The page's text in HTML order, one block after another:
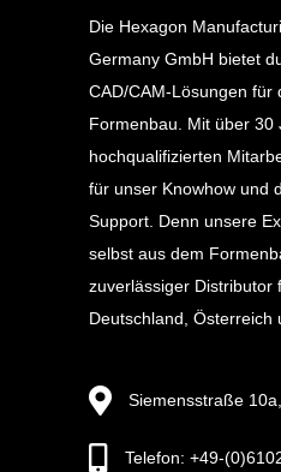
Die Hexagon
Germany GmbH bietet
CAD/CAM-Lösungen für
Formenbau. Mit über 30
hochqualifizierten
für unser Knowhow und
Support. Denn unsere
selbst aus dem
zuverlässiger Distributor
Deutschland, Österreich
Siemensstraße
Telefon: +49-